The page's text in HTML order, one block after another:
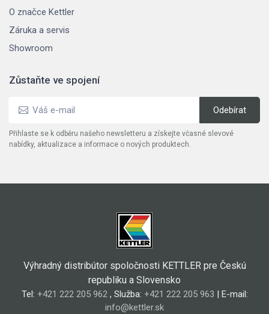
O značce Kettler
Záruka a servis
Showroom
Zůstaňte ve spojení
Přihlaste se k odběru našeho newsletteru a získejte včasné slevové
nabídky, aktualizace a informace o nových produktech.
Výhradný distribútor spoločnosti KETTLER pre Českú
republiku a Slovensko
Tel: +421 222 205 962, Služba: +421 222 205 963 | E-mail:
info@kettler.sk